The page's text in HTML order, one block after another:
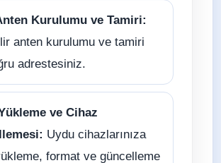
Kurulumu ve Tamiri:
anten kurulumu ve tamiri
adrestesiniz.
ve Cihaz
Uydu cihazlarınıza
format ve güncelleme